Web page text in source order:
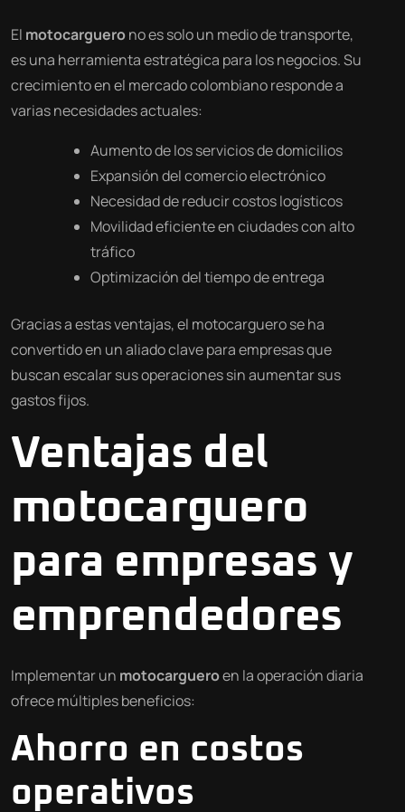
El motocarguerono es solo un medio de transporte,
es una herramienta estratégica para los negocios. Su
crecimiento en el mercado colombiano responde a
varias necesidades actuales:
Aumento de los servicios de domicilios
Expansión del comercio electrónico
Necesidad de reducir costos logísticos
Movilidad eficiente en ciudades con alto
tráfico
Optimización del tiempo de entrega
Gracias a estas ventajas, el motocarguero se ha
convertido en un aliado clave para empresas que
buscan escalar sus operaciones sin aumentar sus
gastos fijos.
Ventajas del
motocarguero
para empresas y
emprendedores
Implementar un motocargueroen la operación diaria
ofrece múltiples beneficios:
Ahorro en costos
operativos